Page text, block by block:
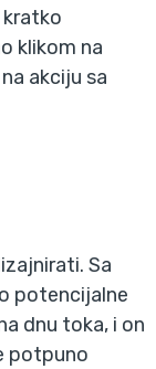
klikom na
akciju sa
Sa
potencijalne
dnu toka, i on
potpuno